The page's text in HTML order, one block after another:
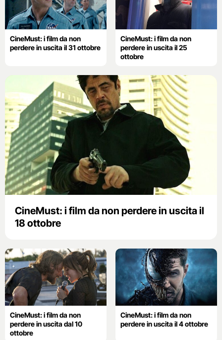
CineMust: i film da non
perdere in uscita il 31 ottobre
CineMust: i film da non
perdere in uscita il 25
ottobre
CineMust: i film da non perdere in uscita il
18 ottobre
CineMust: i film da non
perdere in uscita dal 10
ottobre
CineMust: i film da non
perdere in uscita il 4 ottobre